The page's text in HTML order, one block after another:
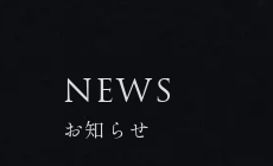
NEWS
お知らせ